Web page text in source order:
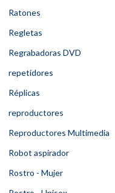
Ratones
Regletas
Regrabadoras DVD
repetidores
Réplicas
reproductores
Reproductores Multimedia
Robot aspirador
Rostro - Mujer